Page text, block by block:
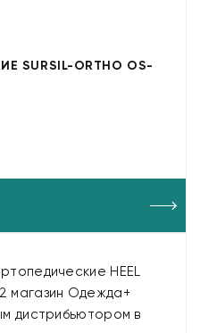
SURSIL-ORTHO OS-